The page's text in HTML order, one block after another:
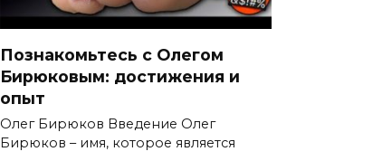
Познакомьтесь с Олегом
Бирюковым: достижения и
опыт
Олег Бирюков Введение Олег
Бирюков – имя, которое является